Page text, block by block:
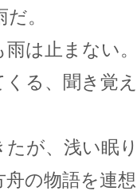
。
は止まない
る、聞き覚
が、浅い眠
舟の物語を連